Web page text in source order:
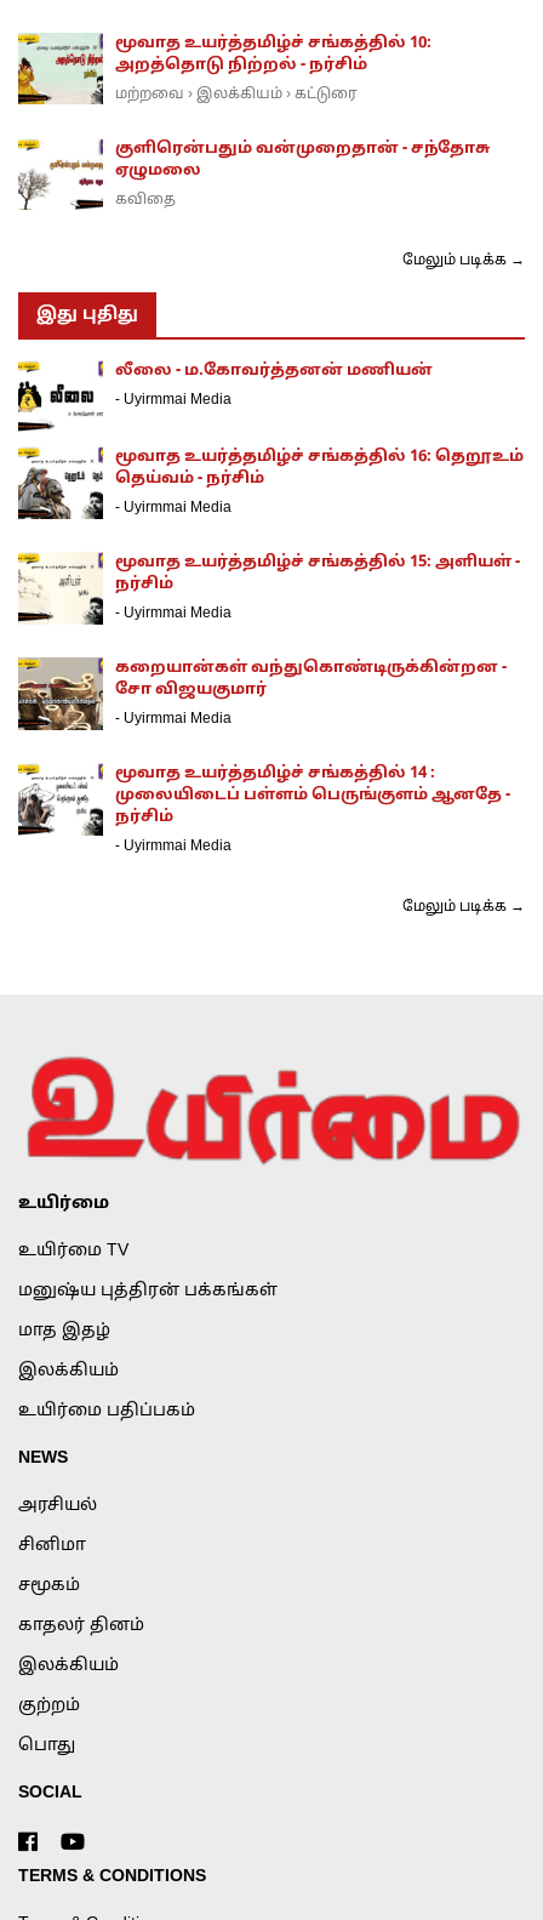
மூவாத உயர்த்தமிழ்ச் சங்கத்தில் 10:
அறத்தொடு நிற்றல் - நர்சிம்
மற்றவை › இலக்கியம் › கட்டுரை
குளிரென்பதும் வன்முறைதான் - சந்தோசு
ஏழுமலை
கவிதை
மேலும் படிக்க →
இது புதிது
லீலை - ம.கோவர்த்தனன் மணியன்
- Uyirmmai Media
மூவாத உயர்த்தமிழ்ச் சங்கத்தில் 16: தெறூஉம்
தெய்வம் - நர்சிம்
- Uyirmmai Media
மூவாத உயர்த்தமிழ்ச் சங்கத்தில் 15: அளியள் -
நர்சிம்
- Uyirmmai Media
கறையான்கள் வந்துகொண்டிருக்கின்றன -
சோ விஜயகுமார்
- Uyirmmai Media
மூவாத உயர்த்தமிழ்ச் சங்கத்தில் 14 :
முலையிடைப் பள்ளம் பெருங்குளம் ஆனதே -
நர்சிம்
- Uyirmmai Media
மேலும் படிக்க →
உயிர்மை
உயிர்மை TV
மனுஷ்ய புத்திரன் பக்கங்கள்
மாத இதழ்
இலக்கியம்
உயிர்மை பதிப்பகம்
NEWS
அரசியல்
சினிமா
சமூகம்
காதலர் தினம்
இலக்கியம்
குற்றம்
பொது
SOCIAL
TERMS & CONDITIONS